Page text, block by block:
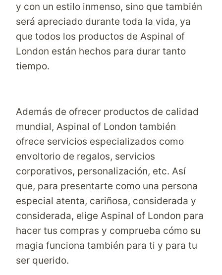
y con un estilo inmenso, sino que también
será apreciado durante toda la vida, ya
que todos los productos de Aspinal of
London están hechos para durar tanto
tiempo.
Además de ofrecer productos de calidad
mundial, Aspinal of London también
ofrece servicios especializados como
envoltorio de regalos, servicios
corporativos, personalización, etc. Así
que, para presentarte como una persona
especial atenta, cariñosa, considerada y
considerada, elige Aspinal of London para
hacer tus compras y comprueba cómo su
magia funciona también para ti y para tu
ser querido.